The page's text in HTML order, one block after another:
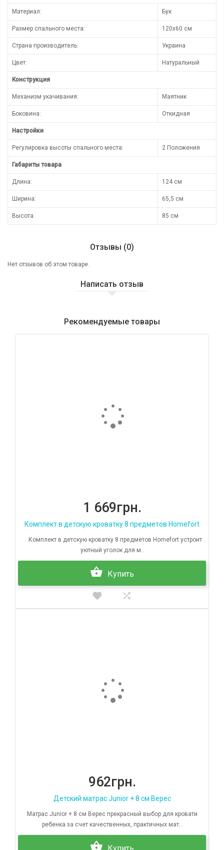
Материал: Бук
Размер спального места: 120x60 см
Страна производитель: Украина
Цвет: Натуральный
Конструкция
Механизм укачивания: Маятник
Боковина: Откидная
Настройки
Регулировка высоты спального места: 2 Положения
Габариты товара
Длина: 124 см
Ширина: 65,5 см
Высота: 85 см
Отзывы (0)
Нет отзывов об этом товаре.
Написать отзыв
Рекомендуемые товары
1 669грн.
Комплект в детскую кроватку 8 предметов Homefort
Комплект в детскую кроватку 8 предметов Homefort устроит
уютный уголок для м..
Купить
962грн.
Детский матрас Junior + 8 см Верес
Матрас Junior + 8 см Верес прекрасный выбор для кровати
ребенка за счет качественных, практичных мат..